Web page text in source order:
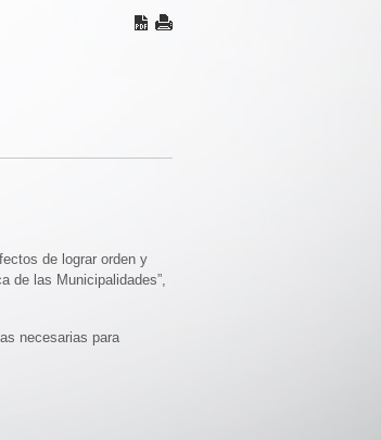
de lograr orden y
de las Municipalidades”,
necesarias para